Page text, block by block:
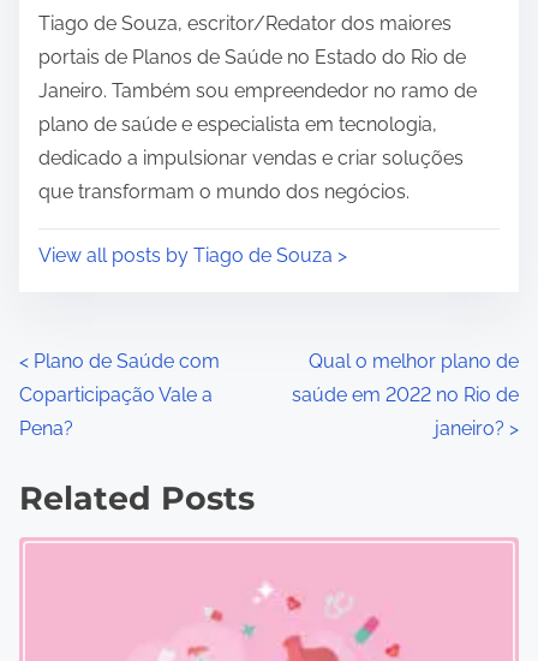
i
e
Tiago de Souza, escritor/Redator dos maiores
portais de Planos de Saúde no Estado do Rio de
Janeiro. Também sou empreendedor no ramo de
plano de saúde e especialista em tecnologia,
dedicado a impulsionar vendas e criar soluções
que transformam o mundo dos negócios.
View all posts by Tiago de Souza >
P
o
t
< Plano de Saúde com
Coparticipação Vale a
Pena?
Qual o melhor plano de
saúde em 2022 no Rio de
janeiro? >
Related Posts